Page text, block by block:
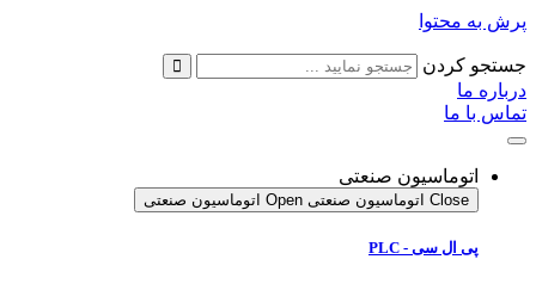
پرش به محتوا
جستجو کردن
درباره ما
تماس با ما
اتوماسیون صنعتی
Close اتوماسیون صنعتی Open اتوماسیون صنعتی
پی ال سی - PLC